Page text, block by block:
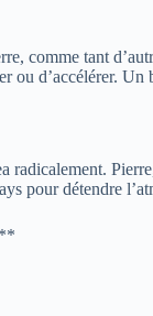
comme tant
ou d’accélérer.
radicalement.
pour détendre